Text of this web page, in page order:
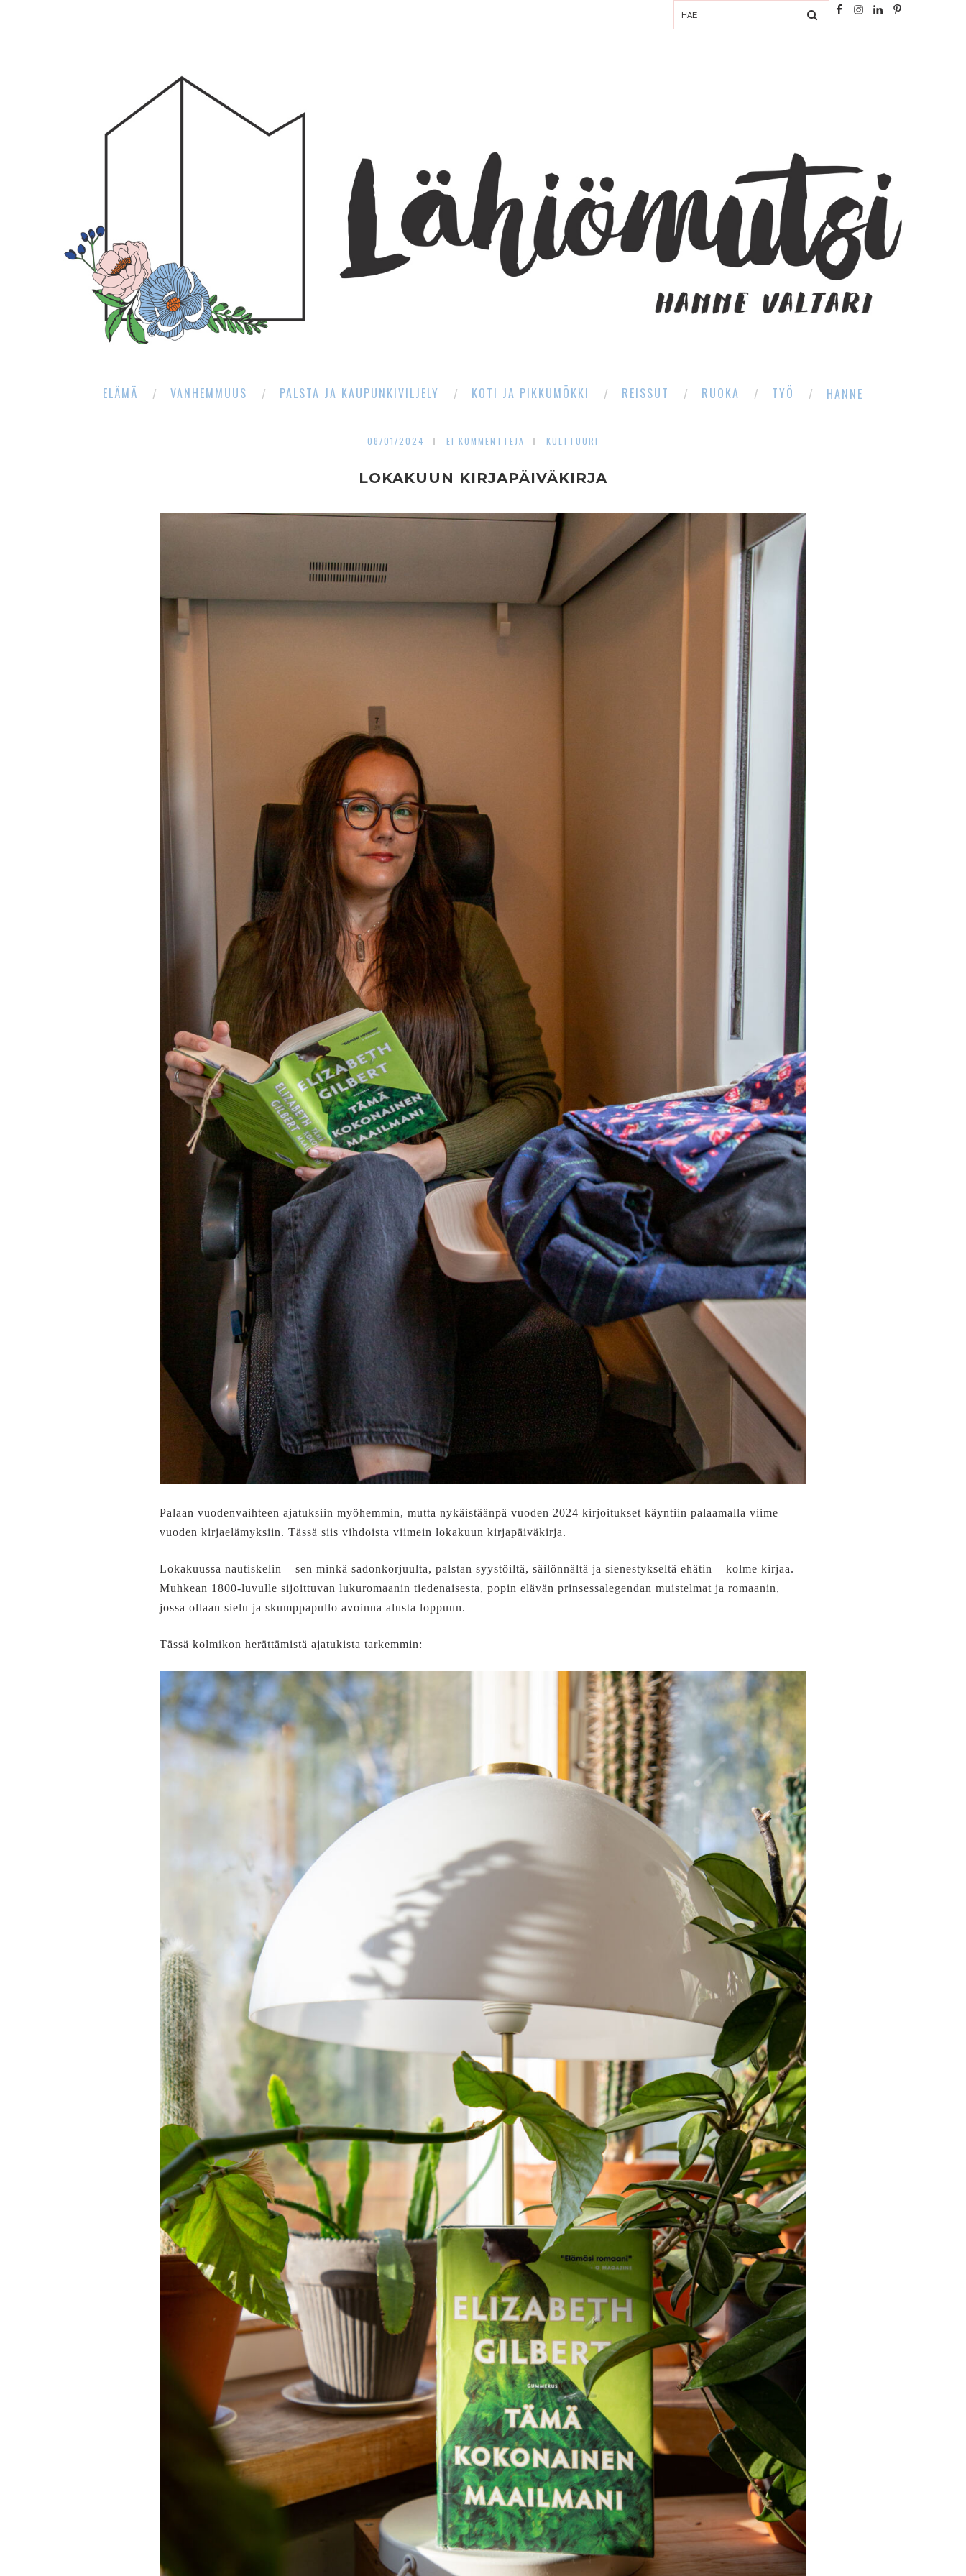
ELÄMÄ VANHEMMUUS PALSTA JA KAUPUNKIVILJELY KOTI JA PIKKUMÖKKI REISSUT RUOKA TYÖ HANNE
08/01/2024 EI KOMMENTTEJA KULTTUURI
LOKAKUUN KIRJAPÄIVÄKIRJA
Palaan vuodenvaihteen ajatuksiin myöhemmin, mutta nykäistäänpä vuoden 2024 kirjoitukset käyntiin palaamalla viime
vuoden kirjaelämyksiin. Tässä siis vihdoista viimein lokakuun kirjapäiväkirja.
Lokakuussa nautiskelin – sen minkä sadonkorjuulta, palstan syystöiltä, säilönnältä ja sienestykseltä ehätin – kolme kirjaa.
Muhkean 1800-luvulle sijoittuvan lukuromaanin tiedenaisesta, popin elävän prinsessalegendan muistelmat ja romaanin,
jossa ollaan sielu ja skumppapullo avoinna alusta loppuun.
Tässä kolmikon herättämistä ajatukista tarkemmin: